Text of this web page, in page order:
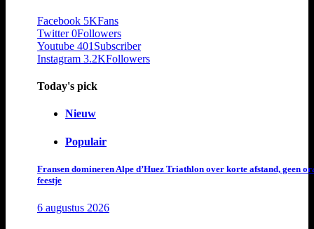
Facebook 5KFans
Twitter 0Followers
Youtube 401 Subscriber
Instagram 3.2KFollowers
Today's pick
Nieuw
Populair
Fransen domineren Alpe d’Huez Triathlon over korte afstand, geen
feestje
6 augustus 2026